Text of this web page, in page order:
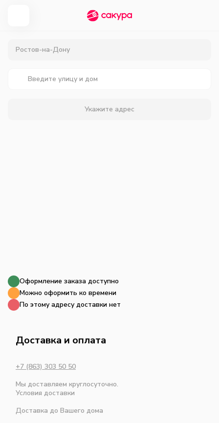
Ростов-на-Дону
Укажите адрес
Оформление заказа доступно
Можно оформить ко времени
По этому адресу доставки нет
Доставка и оплата
+7 (863) 303 50 50
Мы доставляем круглосуточно.
Условия доставки
Доставка до Вашего дома